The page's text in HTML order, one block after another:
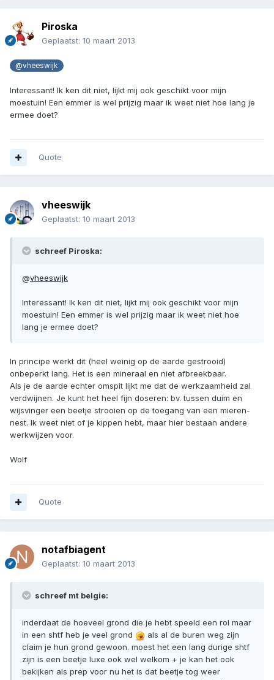
Piroska
Geplaatst: 10 maart 2013
@vheeswijk
Interessant! Ik ken dit niet, lijkt mij ook geschikt voor mijn
moestuin! Een emmer is wel prijzig maar ik weet niet hoe lang je
ermee doet?
Quote
vheeswijk
Geplaatst: 10 maart 2013
schreef Piroska:
@vheeswijk
Interessant! Ik ken dit niet, lijkt mij ook geschikt voor mijn
moestuin! Een emmer is wel prijzig maar ik weet niet hoe
lang je ermee doet?
In principe werkt dit (heel weinig op de aarde gestrooid)
onbeperkt lang. Het is een mineraal en niet afbreekbaar.
Als je de aarde echter omspit lijkt me dat de werkzaamheid zal
verdwijnen. Je kunt het heel fijn doseren: bv. tussen duim en
wijsvinger een beetje strooien op de toegang van een mieren-
nest. Ik weet niet of je kippen hebt, maar hier bestaan andere
werkwijzen voor.
Wolf
Quote
notafbiagent
Geplaatst: 10 maart 2013
schreef mt belgie:
inderdaat de hoeveel grond die je hebt speeld een rol maar
in een shtf heb je veel grond
als al de buren weg zijn
claim je hun grond gewoon. moest het een lang durige shtf
zijn is een beetje luxe ook wel welkom + je kan het ook
bekijken als prep voor nu het is dat beetje tog weer